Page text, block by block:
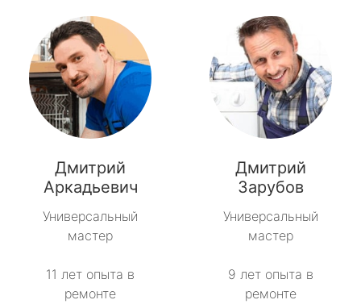
Дмитрий
Аркадьевич
Универсальный
мастер
11 лет опыта в
ремонте
Дмитрий
Зарубов
Универсальный
мастер
9 лет опыта в
ремонте